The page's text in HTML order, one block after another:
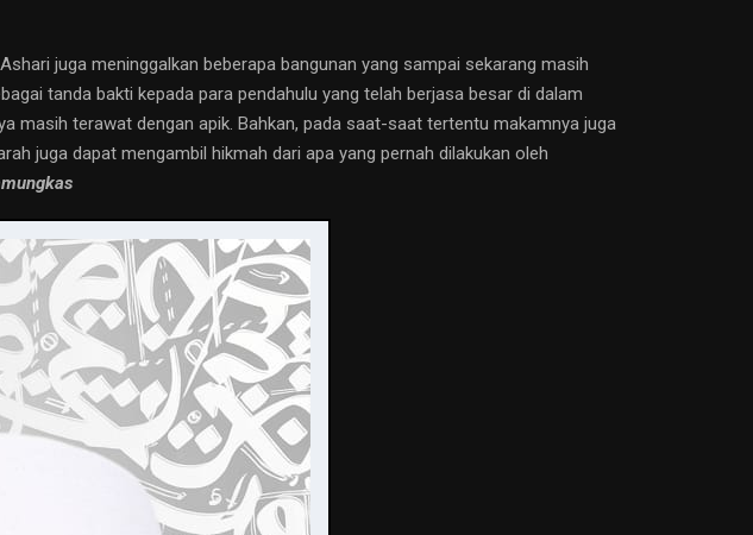
juga meninggalkan beberapa bangunan yang sampai sekarang masih
tanda bakti kepada para pendahulu yang telah berjasa besar di dalam
masih terawat dengan apik. Bahkan, pada saat-saat tertentu makamnya juga
juga dapat mengambil hikmah dari apa yang pernah dilakukan oleh